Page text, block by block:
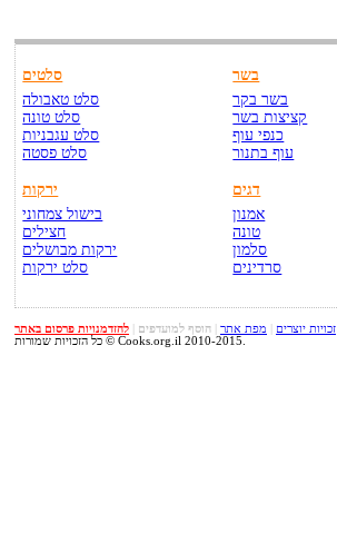
סלטים
סלט טאבולה
סלט טונה
סלט עגבניות
סלט פסטה
ירקות
בישול צמחוני
חצילים
ירקות מבושלים
סלט ירקות
בשר
בשר בקר
קציצות בשר
כנפי עוף
עוף בתנור
דגים
אמנון
טונה
סלמון
סרדינים
זכויות יוצרים מפת אתר הוסף למועדפים
להזדמנויות פרסום באתר
כל הזכויות שמורות © Cooks.org.il 2010-2015.